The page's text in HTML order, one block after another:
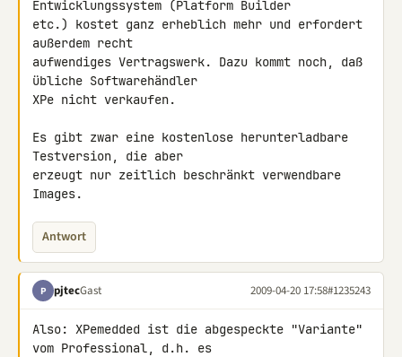
Entwicklungssystem (Platform Builder
etc.) kostet ganz erheblich mehr und erfordert
außerdem recht
aufwendiges Vertragswerk. Dazu kommt noch, daß
übliche Softwarehändler
XPe nicht verkaufen.
Es gibt zwar eine kostenlose herunterladbare
Testversion, die aber
erzeugt nur zeitlich beschränkt verwendbare
Images.
Antwort
P pjtecGast 2009-04-20 17:58#1235243
Also: XPemedded ist die abgespeckte "Variante"
vom Professional, d.h. es